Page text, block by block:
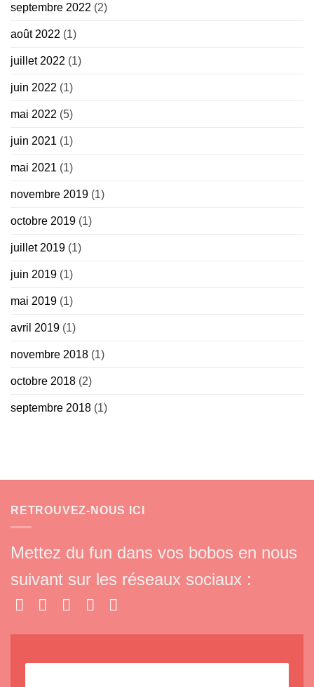
septembre 2022 (2)
août 2022 (1)
juillet 2022 (1)
juin 2022 (1)
mai 2022 (5)
juin 2021 (1)
mai 2021 (1)
novembre 2019 (1)
octobre 2019 (1)
juillet 2019 (1)
juin 2019 (1)
mai 2019 (1)
avril 2019 (1)
novembre 2018 (1)
octobre 2018 (2)
septembre 2018 (1)
RETROUVEZ-NOUS ICI
Mettez du fun dans vos bobos en nous
suivant sur les réseaux sociaux :